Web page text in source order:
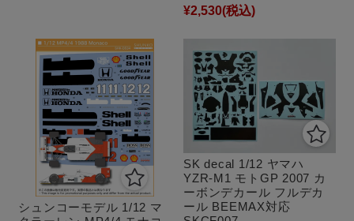
¥2,530(税込)
シュンコーモデル 1/12 マ
SK decal 1/12 ヤマハ
YZR-M1 モトGP 2007 カ
ーボンデカール フルデカ
ール BEEMAX対応